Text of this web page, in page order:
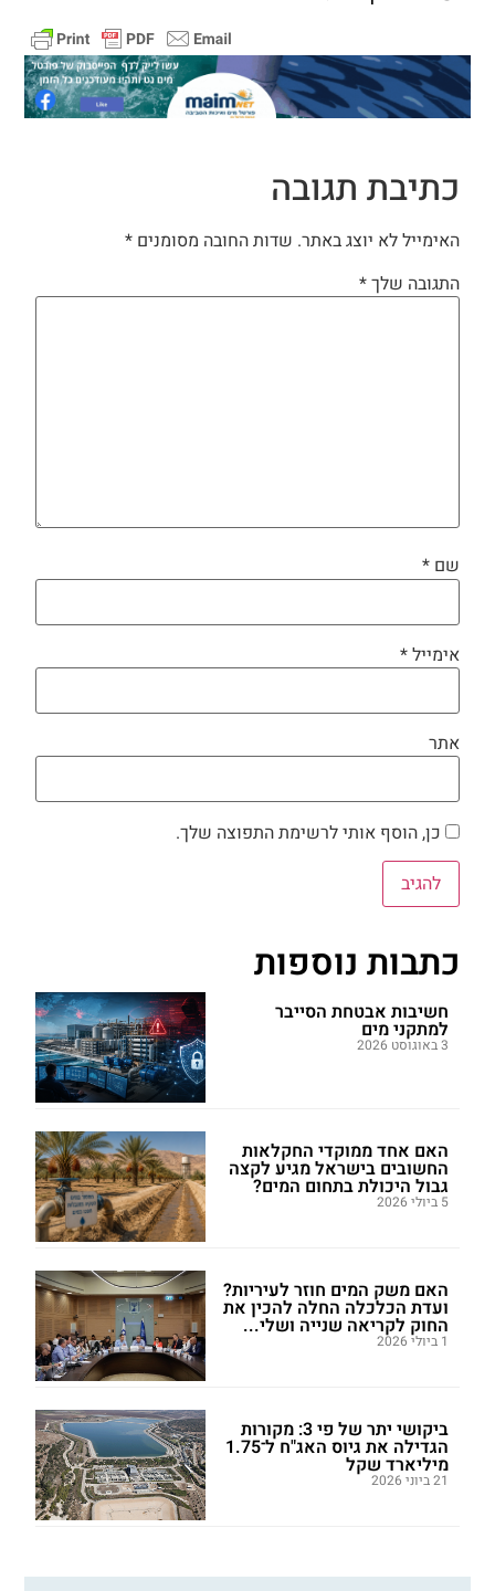
כתיבת תגובה
האימייל לא יוצג באתר. שדות החובה מסומנים *
התגובה שלך*
שם *
אימייל*
אתר
כן, הוסף אותי לרשימת התפוצה שלך.
כתבות נוספות
חשיבות אבטחת הסייבר
למתקני מים
3 באוגוסט 2026
האם אחד ממוקדי החקלאות
החשובים בישראל מגיע לקצה
גבול היכולת בתחום המים?
5 ביולי 2026
האם משק המים חוזר לעיריות?
ועדת הכלכלה החלה להכין את
החוק לקריאה שנייה ושלי...
1 ביולי 2026
ביקושי יתר של פי 3: מקורות
הגדילה את גיוס האג"ח ל־1.75
מיליארד שקל
21 ביוני 2026